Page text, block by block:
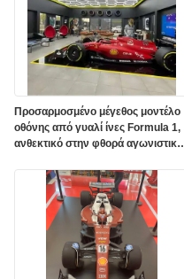
Προσαρμοσμένο μέγεθος μοντέλο
οθόνης από γυαλί ίνες Formula 1,
ανθεκτικό στην φθορά αγωνιστικό
εμπορικού κέντρου & Auto Show